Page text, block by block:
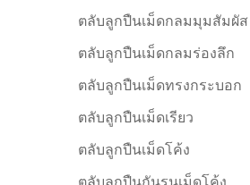
ตลับลูกปืนเม็ดกลมมุมสัมผัส
ตลับลูกปืนเม็ดกลมร่องลึก
ตลับลูกปืนเม็ดทรงกระบอก
ตลับลูกปืนเม็ดเรียว
ตลับลูกปืนเม็ดโค้ง
ตลับลูกปืนกันรุนเม็ดโค้ง